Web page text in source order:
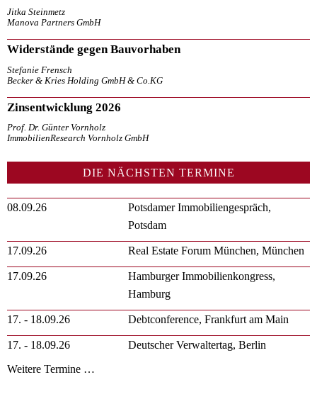
Jitka Steinmetz
Manova Partners GmbH
Widerstände gegen Bauvorhaben
Stefanie Frensch
Becker & Kries Holding GmbH & Co.KG
Zinsentwicklung 2026
Prof. Dr. Günter Vornholz
ImmobilienResearch Vornholz GmbH
DIE NÄCHSTEN TERMINE
08.09.26
Potsdamer Immobiliengespräch,
Potsdam
17.09.26 Real Estate Forum München, München
17.09.26
Hamburger Immobilienkongress,
Hamburg
17. - 18.09.26 Debtconference, Frankfurt am Main
17. - 18.09.26
Deutscher Verwaltertag, Berlin
Weitere Termine …